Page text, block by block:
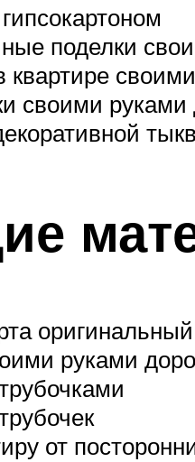
поделки
квартире
своими руками
руками
от